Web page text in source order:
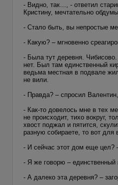
- Видно, так…, - ответил
Кристину, мечтательно
- Стало быть, вы непростые
- Какую? – мгновенно
- Была тут деревня.
нет. Был там единственный
ведьма местная в подвале
не вили.
- Правда? – спросил
- Как-то довелось мне в тех
не происходит, тихо вокруг,
хвост поджал и пятится,
разную собираете, то вот для
- И сейчас этот дом еще цел?
- Я же говорю –
- А далеко эта деревня? –